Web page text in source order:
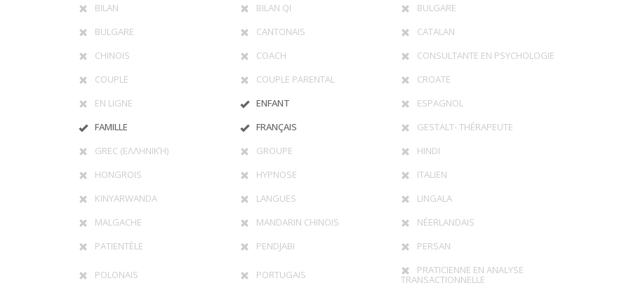
BILAN
BILAN QI
BULGARE
BULGARE
CANTONAIS
CATALAN
CHINOIS
COACH
CONSULTANTE EN PSYCHOLOGIE
COUPLE
COUPLE PARENTAL
CROATE
EN LIGNE
ENFANT
ESPAGNOL
FAMILLE
FRANÇAIS
GESTALT- THÉRAPEUTE
GREC (ΕΛΛΗΝΙΚΉ)
GROUPE
HINDI
HONGROIS
HYPNOSE
ITALIEN
KINYARWANDA
LANGUES
LINGALA
MALGACHE
MANDARIN CHINOIS
NÉERLANDAIS
PATIENTÈLE
PENDJABI PERSAN
POLONAIS PORTUGAIS PRATICIENNE EN ANALYSE
TRANSACTIONNELLE